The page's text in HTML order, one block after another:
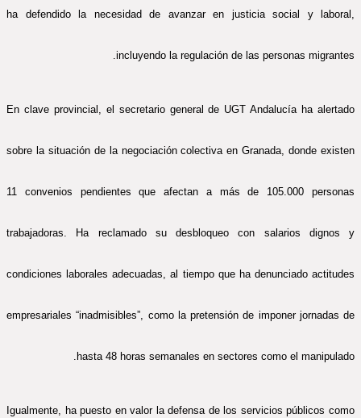
ha defendido la necesidad de avanzar en justicia social y laboral,
incluyendo la regulación de las personas migrantes.
En clave provincial, el secretario general de UGT Andalucía ha alertado
sobre la situación de la negociación colectiva en Granada, donde existen
11 convenios pendientes que afectan a más de 105.000 personas
trabajadoras. Ha reclamado su desbloqueo con salarios dignos y
condiciones laborales adecuadas, al tiempo que ha denunciado actitudes
empresariales “inadmisibles”, como la pretensión de imponer jornadas de
hasta 48 horas semanales en sectores como el manipulado.
Igualmente, ha puesto en valor la defensa de los servicios públicos como